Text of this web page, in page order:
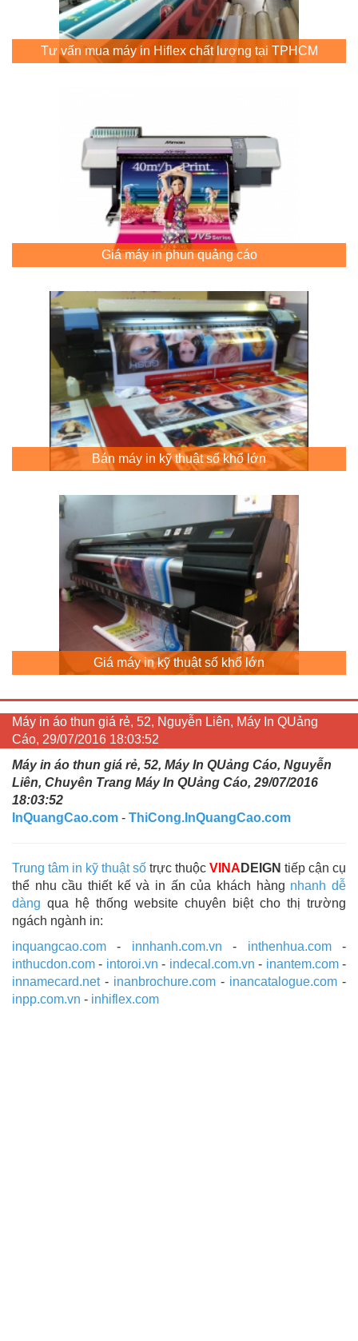
Tư vấn mua máy in Hiflex chất lượng tại TPHCM
Giá máy in phun quảng cáo
Bán máy in kỹ thuật số khổ lớn
Giá máy in kỹ thuật số khổ lớn
Máy in áo thun giá rẻ, 52, Nguyễn Liên, Máy In QUảng
Cáo, 29/07/2016 18:03:52
Máy in áo thun giá rẻ, 52, Máy In QUảng Cáo, Nguyễn
Liên, Chuyên Trang Máy In QUảng Cáo, 29/07/2016
18:03:52
InQuangCao.com - ThiCong.InQuangCao.com
Trung tâm in kỹ thuật số trực thuộc VINA DEIGN tiếp cận cụ
thể nhu cầu thiết kế và in ấn của khách hàng nhanh dễ
dàng qua hệ thống website chuyên biệt cho thị trường
ngách ngành in:
inquangcao.com - innhanh.com.vn - inthenhua.com-
inthucdon.com - intoroi.vn - indecal.com.vn - inantem.com-
innamecard.net- inanbrochure.com - inancatalogue.com -
inpp.com.vn - inhiflex.com